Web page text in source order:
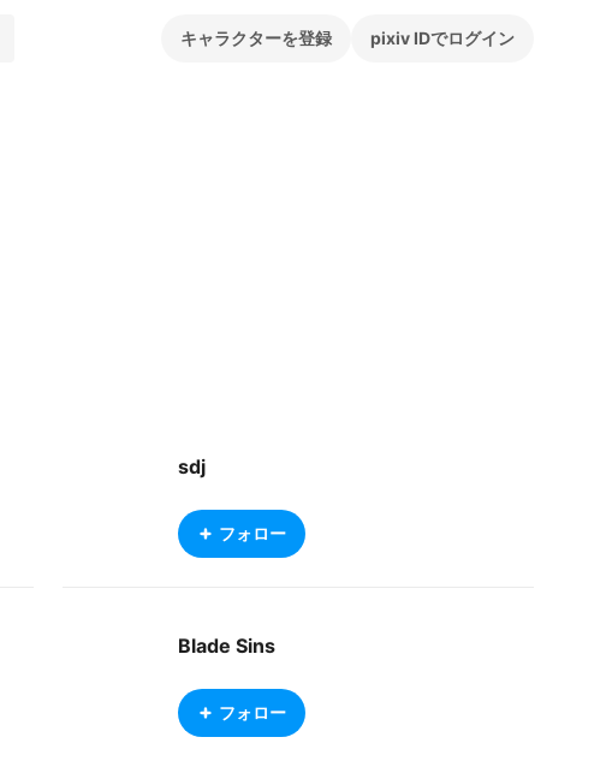
キャラクターを登録 pixiv IDでログイン
sdj
フォロー
Blade Sins
フォロー